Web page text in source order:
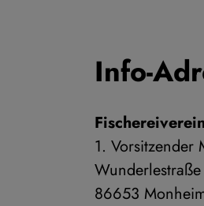
Info-
1. Vorsitzender
86653